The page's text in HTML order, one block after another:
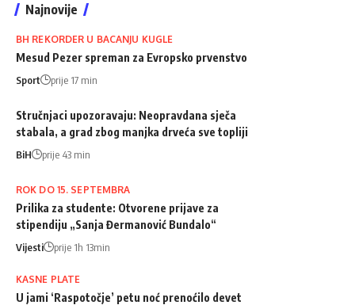
Najnovije
BH REKORDER U BACANJU KUGLE
Mesud Pezer spreman za Evropsko prvenstvo
Sport prije 17 min
Stručnjaci upozoravaju: Neopravdana sječa
stabala, a grad zbog manjka drveća sve topliji
BiH prije 43 min
ROK DO 15. SEPTEMBRA
Prilika za studente: Otvorene prijave za
stipendiju „Sanja Đermanović Bundalo“
Vijesti prije 1h 13min
KASNE PLATE
U jami ‘Raspotočje’ petu noć prenoćilo devet